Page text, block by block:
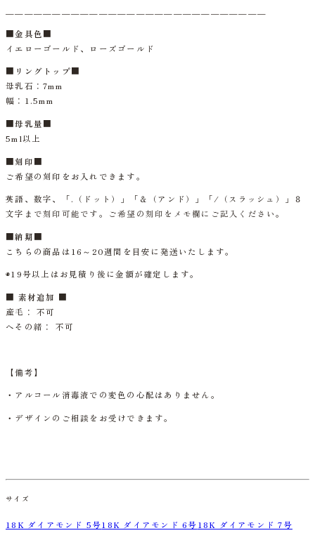
■金具色■
イエローゴールド、ローズゴールド
■ リングトップ■
母乳石：7mm
幅：1.5mm
■母乳量■
5ml以上
■刻印■
ご希望の刻印をお入れできます。
英語、数字、「.（ドット）」「＆（アンド）」「/（スラッシュ）」８
文字 まで刻印可能です。ご希望の刻印をメモ欄にご記入ください。
■納期■
こちらの商品は16～20週間を目安に発送いたします。
◉19号以上はお見積り後に金額が確定します。
■ 素材追加 ■
産毛：
不可
へその緒： 不可
【備考】
・アルコール消毒液での変色の心配はありません。
・デザインのご相談をお受けできます。
サイズ
18K ダイアモンド 5号18K ダイアモンド 6号18K ダイアモンド 7号